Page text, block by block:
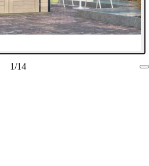
1/14